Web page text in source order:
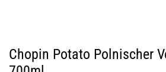
Chopin Potato Polnischer